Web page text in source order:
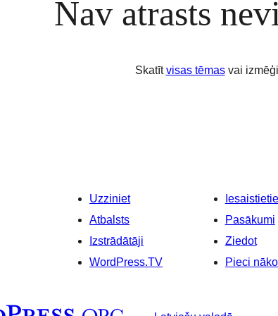
Nav atrasts
Skatītvisas tēmasvai
Uzziniet
Atbalsts
Izstrādātāji
WordPress.TV
Pasākumi
Ziedot
Pieci